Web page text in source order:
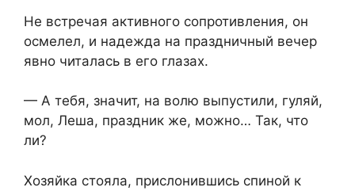
Не встречая активного сопротивления, он
осмелел, и надежда на праздничный вечер
явно читалась в его глазах.
— А тебя, значит, на волю выпустили, гуляй,
мол, Леша, праздник же, можно… Так, что
ли?
Хозяйка стояла, прислонившись спиной к